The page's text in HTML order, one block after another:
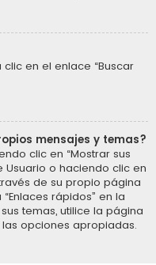
clic en el enlace “Buscar
mensajes y temas?
clic en “Mostrar sus
Usuario o haciendo clic en
de su propio página
rápidos” en la
temas, utilice la página
opciones apropiadas.